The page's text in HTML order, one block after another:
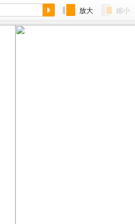
放大 縮小